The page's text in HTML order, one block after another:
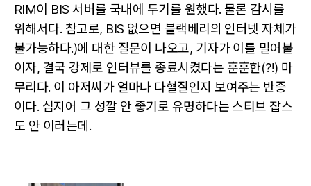
RIM이 BIS 서버를 국내에 두기를 원했다. 물론 감시를
위해서다. 참고로, BIS 없으면 블랙베리의 인터넷 자체가
불가능하다.)에 대한 질문이 나오고, 기자가 이를 밀어붙
이자, 결국 강제로 인터뷰를 종료시켰다는 훈훈한(?!) 마
무리다. 이 아저씨가 얼마나 다혈질인지 보여주는 반증
이다. 심지어 그 성깔 안 좋기로 유명하다는 스티브 잡스
도 안 이러는데.